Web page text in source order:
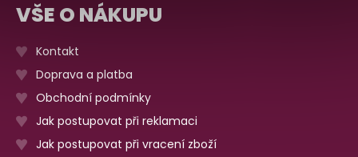
VŠE O NÁKUPU
Kontakt
Doprava a platba
Obchodní podmínky
Jak postupovat při reklamaci
Jak postupovat při vracení zboží